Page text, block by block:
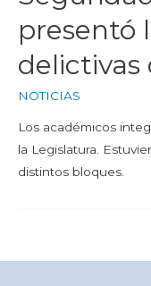
presentó
delictivas
NOTICIAS
Los académicos
la Legislatura.
distintos bloques.